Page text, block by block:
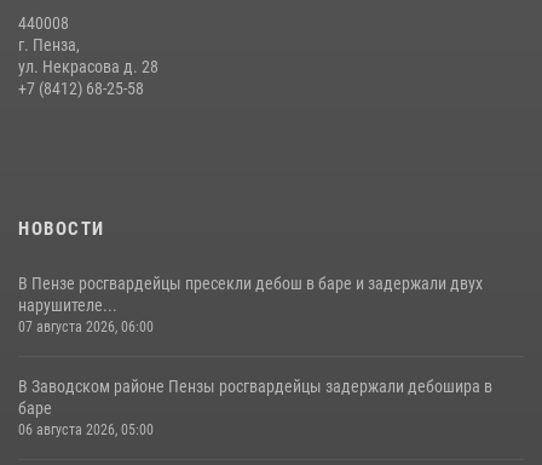
Начальник Управления Росгвардии по Пензенской области Павел
Пучков посетил 55-й Всероссийский Лермонтовский праздник
440008
г. Пенза,
ул. Некрасова д. 28
+7 (8412) 68-25-58
НОВОСТИ
В Пензе росгвардейцы пресекли дебош в баре и задержали двух
нарушителе...
07 августа 2026, 06:00
В Заводском районе Пензы росгвардейцы задержали дебошира в
баре
06 августа 2026, 05:00